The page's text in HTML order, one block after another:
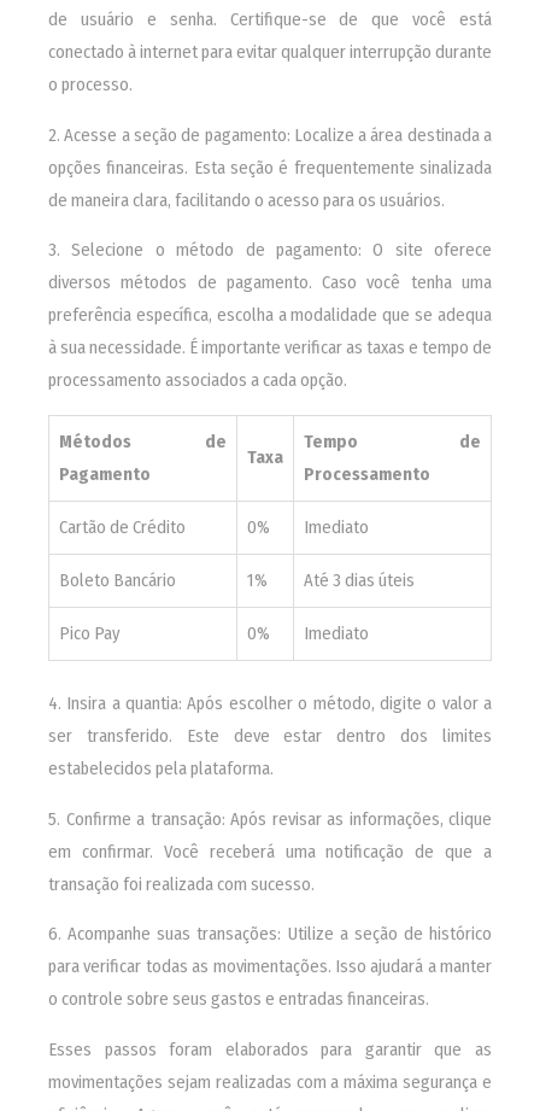
de usuário e senha. Certifique-se de que você está
conectado à internet para evitar qualquer interrupção durante
o processo.
2. Acesse a seção de pagamento: Localize a área destinada a
opções financeiras. Esta seção é frequentemente sinalizada
de maneira clara, facilitando o acesso para os usuários.
3. Selecione o método de pagamento: O site oferece
diversos métodos de pagamento. Caso você tenha uma
preferência específica, escolha a modalidade que se adequa
à sua necessidade. É importante verificar as taxas e tempo de
processamento associados a cada opção.
Métodos de
Pagamento
Taxa
Tempo de
Processamento
Cartão de Crédito 0% Imediato
Boleto Bancário 1% Até 3 dias úteis
Pico Pay 0% Imediato
4. Insira a quantia: Após escolher o método, digite o valor a
ser transferido. Este deve estar dentro dos limites
estabelecidos pela plataforma.
5. Confirme a transação: Após revisar as informações, clique
em confirmar. Você receberá uma notificação de que a
transação foi realizada com sucesso.
6. Acompanhe suas transações: Utilize a seção de histórico
para verificar todas as movimentações. Isso ajudará a manter
o controle sobre seus gastos e entradas financeiras.
Esses passos foram elaborados para garantir que as
movimentações sejam realizadas com a máxima segurança e